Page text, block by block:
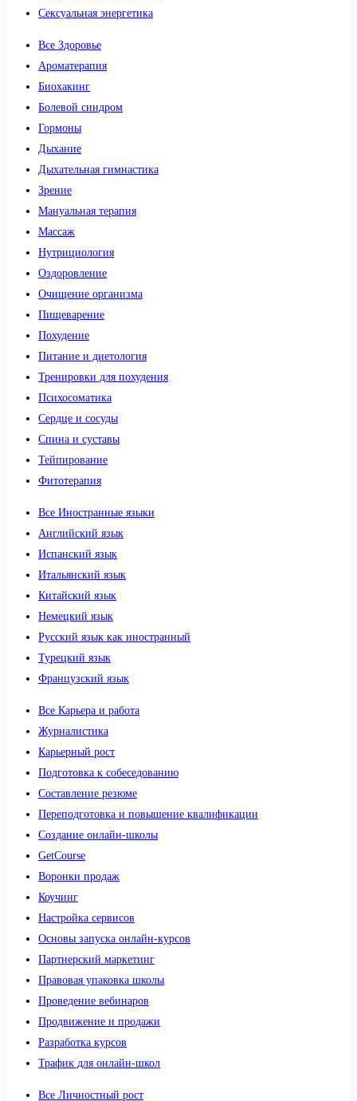
Сексуальная энергетика
Все Здоровье
Ароматерапия
Биохакинг
Болевой синдром
Гормоны
Дыхание
Дыхательная гимнастика
Зрение
Мануальная терапия
Массаж
Нутрициология
Оздоровление
Очищение организма
Пищеварение
Похудение
Питание и диетология
Тренировки для похудения
Психосоматика
Сердце и сосуды
Спина и суставы
Тейпирование
Фитотерапия
Все Иностранные языки
Английский язык
Испанский язык
Итальянский язык
Китайский язык
Немецкий язык
Русский язык как иностранный
Турецкий язык
Французский язык
Все Карьера и работа
Журналистика
Карьерный рост
Подготовка к собеседованию
Составление резюме
Переподготовка и повышение квалификации
Создание онлайн-школы
GetCourse
Воронки продаж
Коучинг
Настройка сервисов
Основы запуска онлайн-курсов
Партнерский маркетинг
Правовая упаковка школы
Проведение вебинаров
Продвижение и продажи
Разработка курсов
Трафик для онлайн-школ
Все Личностный рост